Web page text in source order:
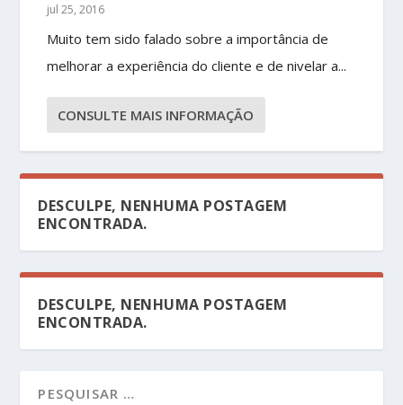
jul 25, 2016
Muito tem sido falado sobre a importância de
melhorar a experiência do cliente e de nivelar a...
CONSULTE MAIS INFORMAÇÃO
DESCULPE, NENHUMA POSTAGEM
ENCONTRADA.
DESCULPE, NENHUMA POSTAGEM
ENCONTRADA.